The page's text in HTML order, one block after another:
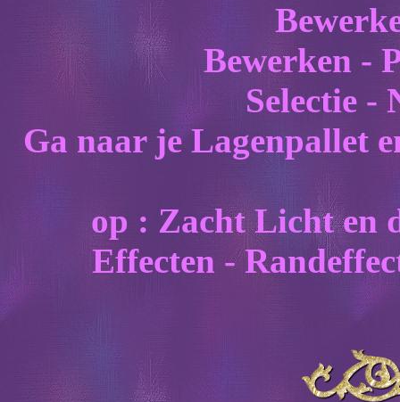
Bewerken -
Selectie -
Ga naar je Lagenpallet
op : Zacht Licht en
Effecten -